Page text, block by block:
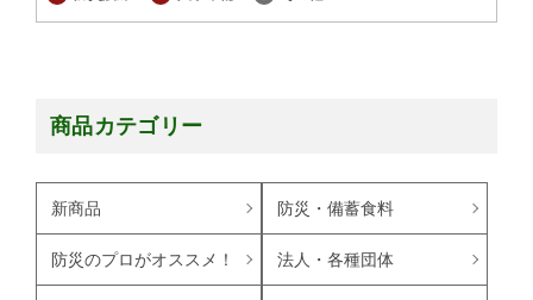
商品カテゴリー
新商品 防災・備蓄食料
防災のプロがオススメ！ 法人・各種団体